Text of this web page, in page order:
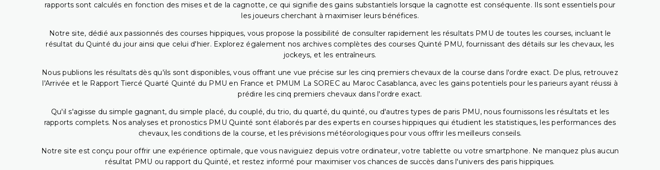
rapports sont calculés en fonction des mises et de la cagnotte, ce qui signifie des gains substantiels lorsque la cagnotte est conséquente. Ils sont essentiels pour
les joueurs cherchant à maximiser leurs bénéfices.
Notre site, dédié aux passionnés des courses hippiques, vous propose la possibilité de consulter rapidement les résultats PMU de toutes les courses, incluant le
résultat du Quinté du jour ainsi que celui d'hier. Explorez également nos archives complètes des courses Quinté PMU, fournissant des détails sur les chevaux, les
jockeys, et les entraîneurs.
Nous publions les résultats dès qu'ils sont disponibles, vous offrant une vue précise sur les cinq premiers chevaux de la course dans l'ordre exact. De plus, retrouvez
l'Arrivée et le Rapport Tiercé Quarté Quinté du PMU en France et PMUM La SOREC au Maroc Casablanca, avec les gains potentiels pour les parieurs ayant réussi à
prédire les cinq premiers chevaux dans l'ordre exact.
Qu'il s'agisse du simple gagnant, du simple placé, du couplé, du trio, du quarté, du quinté, ou d'autres types de paris PMU, nous fournissons les résultats et les
rapports complets. Nos analyses et pronostics PMU Quinté sont élaborés par des experts en courses hippiques qui étudient les statistiques, les performances des
chevaux, les conditions de la course, et les prévisions météorologiques pour vous offrir les meilleurs conseils.
Notre site est conçu pour offrir une expérience optimale, que vous naviguiez depuis votre ordinateur, votre tablette ou votre smartphone. Ne manquez plus aucun
résultat PMU ou rapport du Quinté, et restez informé pour maximiser vos chances de succès dans l'univers des paris hippiques.